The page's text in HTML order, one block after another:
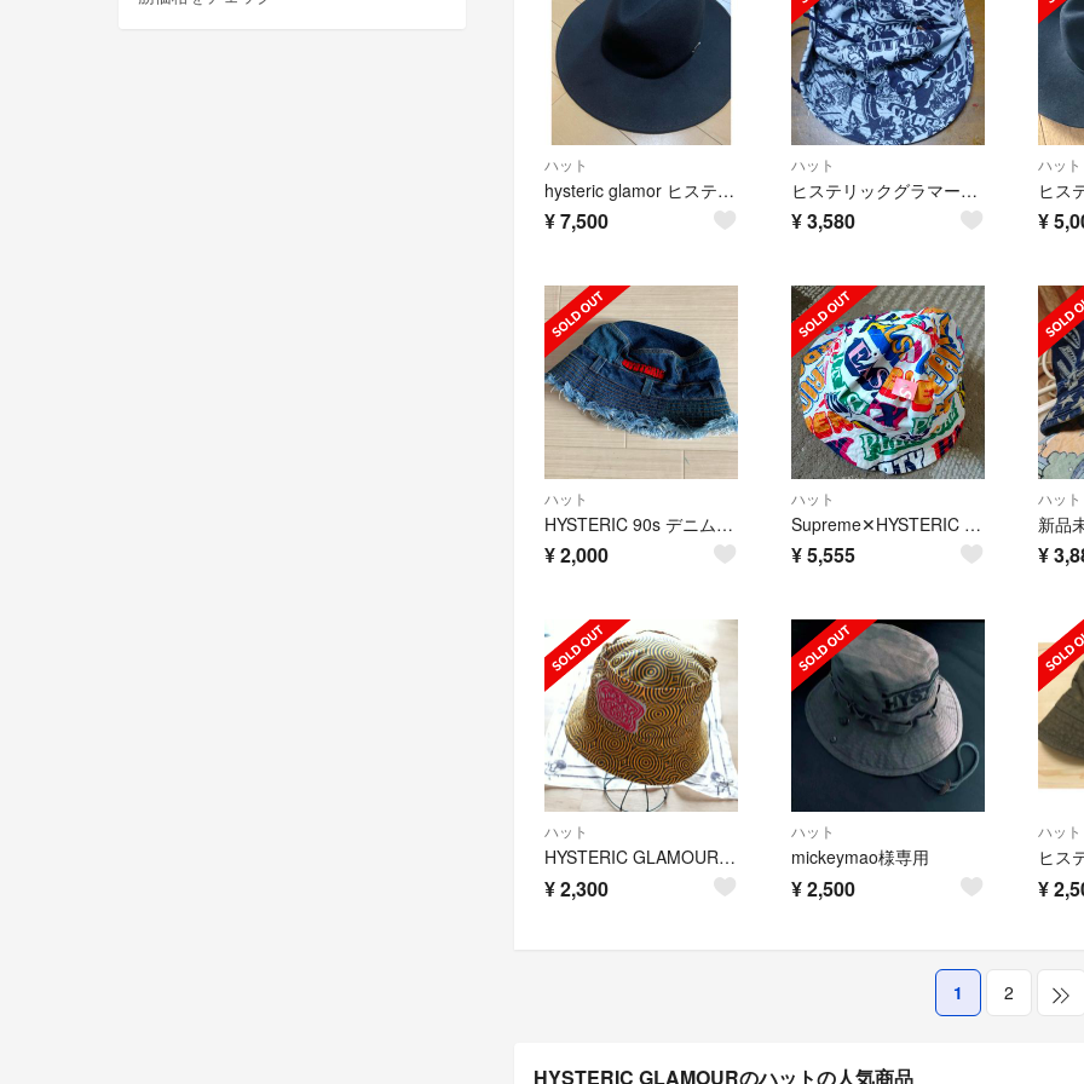
ハット
hysteric glamor ヒステリックグラマー ハット ブラック
¥7,500
ハット
ヒステリックグラマーの帽子
¥3,580
ハット
¥
ハット
HYSTERIC 90s デニムハット
¥2,000
ハット
Supreme✕HYSTERIC GLAMOUR バケットハット 半タグ付き
¥5,555
ハット
¥
ハット
HYSTERIC GLAMOUR ハット
¥2,300
ハット
mickeymao様専用
¥2,500
ハット
¥
1 2
HYSTERIC GLAMOURのハットの人気商品